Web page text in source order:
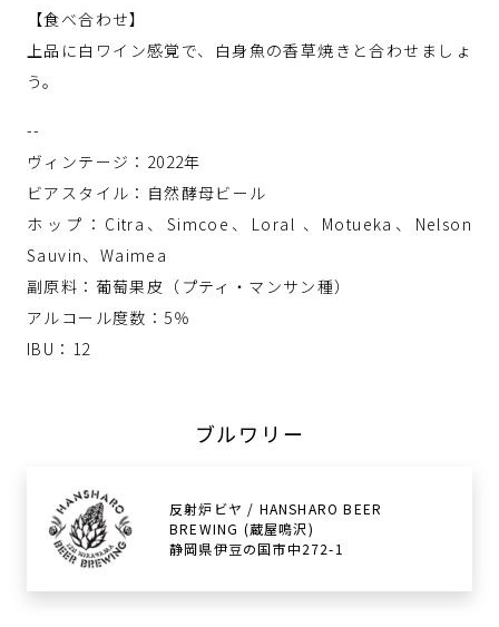
【食べ合わせ】
上品に白ワイン感覚で、白身魚の香草焼きと合わせましょ
う。
--
ヴィンテージ：2022年
ビアスタイル：自然酵母ビール
ホップ：Citra、Simcoe、Loral 、Motueka、Nelson
Sauvin、Waimea
副原料：葡萄果皮（プティ・マンサン種）
アルコール度数：5％
IBU：12
ブルワリー
反射炉ビヤ / HANSHARO BEER
BREWING (蔵屋鳴沢)
静岡県伊豆の国市中272-1